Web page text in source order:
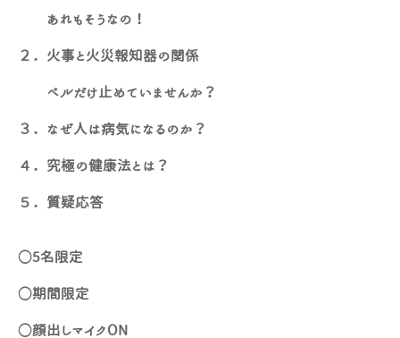
あれもそうなの！
２．火事と火災報知器の関係
ベルだけ止めていませんか？
３．なぜ人は病気になるのか？
４．究極の健康法とは？
５．質疑応答
○5名限定
○期間限定
○顔出しマイクON